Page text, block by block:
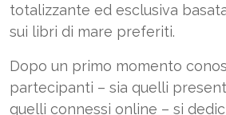
totalizzante ed esclusiva
sui libri di mare preferiti.
Dopo un primo momento
partecipanti – sia quelli
quelli connessi online – si